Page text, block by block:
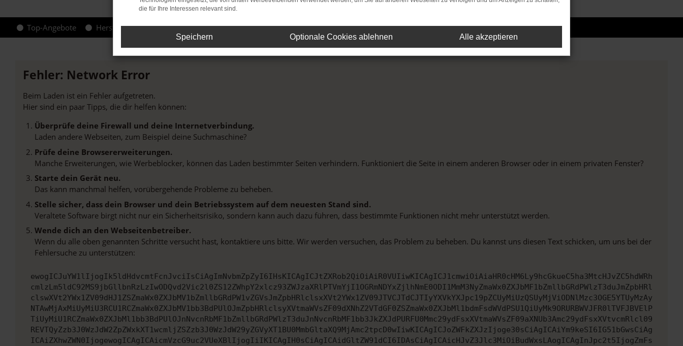
Top-Angebote Hersteller-Info
Fehler: Network Error
Beim Laden ist ein Fehler aufgetreten.
Hier sind ein paar Tipps, die dir helfen können:
Überprüfe deine Firewall und deine Internetverbindung.
Laden andere Webseiten, zum Beispiel deine Suchmaschine?
Prüfe deine Browsererweiterungen.
Manche Erweiterungen, wie Werbeblocker, können das Laden bestimmter Seiten verhindern. Funktioniert die Seite in einem anderen Browser oder in einem privaten Fenster?
Starte dein Gerät neu.
Das kann manchmal helfen, vorübergehende Probleme zu beheben.
Stelle sicher, dass dein Browser und dein Betriebssystem auf dem neuesten Stand sind.
Veraltete Software birgt nicht nur ein Sicherheitsrisiko, sondern kann auch dazu führen, dass bestimmte Funktionen nicht mehr unterstützt werden.
Wende dich an den Webseitenbetreiber.
Wenn du alle oben genannten Schritte versucht hast, kontaktiere uns bitte. Wir werden versuchen, das Problem zu beheben. Du kannst uns diesen Text schicken, um uns bei der
Fehlersuche zu unterstützen:
ewogICJuYW1lIjogIk5ldHdvcmtFcnJvciIsCiAgImNvbmZpZyI6IHsKICAgICJtZXRob2QiOiAiR0VUIiwKICAgICJ1cmwiOiAiaHR0cHM6Ly9hcGkueC5ha3MtcHJvZC5hdWRh
cmlzLm5ldC92MS9jbGllbnRzLzIwODQvd2Vic2l0ZS12ZWhpY2xlcz93ZWJzaXRlPTVmYjI1OGRmNDYxZjlhNmE0ODI1MmM3NyZmaWx0ZXJbMF1bZmllbGRdPWlzT3duJmZpbHRl
clswXVt2YWx1ZV09dHJ1ZSZmaWx0ZXJbMV1bZmllbGRdPW1vZGVsJmZpbHRlclsxXVt2YWx1ZV09JTVCJTdCJTIyYXVkYXJpc19pZCUyMiUzQSUyMjViODNlMzc3OGE5YTUyMzAy
NTAwMjAxMiUyMiU3RCU1RCZmaWx0ZXJbMV1bb3BdPUlOJmZpbHRlclsyXVtmaWVsZF09dXNhZ2VTdGF0ZSZmaWx0ZXJbMl1bdmFsdWVdPSU1QiUyMk9ORURBWVJFR0lTVFJBVElP
TiUyMiU1RCZmaWx0ZXJbMl1bb3BdPUlOJnNvcnRbMF1bZmllbGRdPWlzT3duJnNvcnRbMF1bb3JkZXJdPURFU0Mmc29ydFsxXVtmaWVsZF09aXNUb3Amc29ydFsxXVtvcmRlcl09
REVTQyZzb3J0WzJdW2ZpZWxkXT1wcmljZSZzb3J0WzJdW29yZGVyXT1BU0MmbGltaXQ9MjAmc2tpcD0wIiwKICAgICJoZWFkZXJzIjoge30sCiAgICAiYm9keSI6IG51bGwsCiAg
ICAiZXhwZWN0IjogewogICAgICAicmVzcG9uc2VUeXBlIjogIiIKICAgIH0sCiAgICAidGltZW91dCI6IDAsCiAgICAicHJvZ3Jlc3MiOiBudWxsLAogICAgInJpc2t5IjogZmFs
die für Ihre Interessen relevant sind.
Speichern Optionale Cookies ablehnen Alle akzeptieren